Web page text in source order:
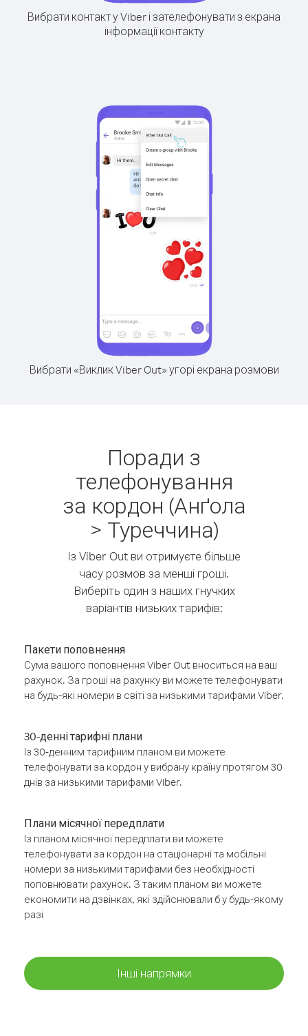
Вибрати контакт у Viber і зателефонувати з екрана
інформації контакту
Вибрати «Виклик Viber Out» угорі екрана розмови
Поради з
телефонування
за кордон (Анґола
> Туреччина)
Із Viber Out ви отримуєте більше
часу розмов за менші гроші.
Виберіть один з наших гнучких
варіантів низьких тарифів:
Пакети поповнення
Сума вашого поповнення Viber Out вноситься на ваш
рахунок. За гроші на рахунку ви можете телефонувати
на будь-які номери в світі за низькими тарифами Viber.
30-денні тарифні плани
Із 30-денним тарифним планом ви можете
телефонувати за кордон у вибрану країну протягом 30
днів за низькими тарифами Viber.
Плани місячної передплати
Із планом місячної передплати ви можете
телефонувати за кордон на стаціонарні та мобільні
номери за низькими тарифами без необхідності
поповнювати рахунок. З таким планом ви можете
економити на дзвінках, які здійснювали б у будь-якому
разі
Інші напрямки